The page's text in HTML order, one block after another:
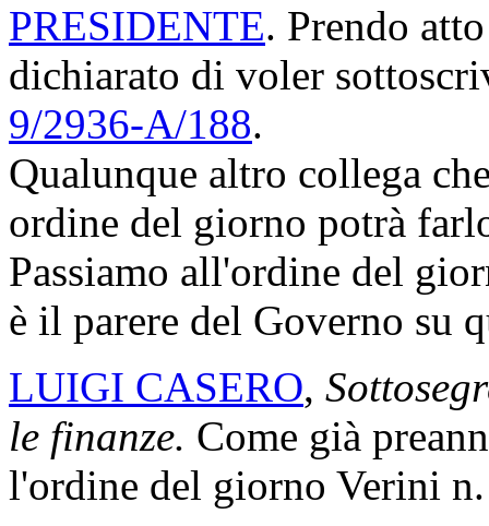
PRESIDENTE. Prendo
dichiarato di voler
9/2936-A/188.
Qualunque altro collega
ordine del giorno potrà
Passiamo all'ordine del
è il parere del Governo su
LUIGI CASERO,
le finanze. Come già
l'ordine del giorno Verini